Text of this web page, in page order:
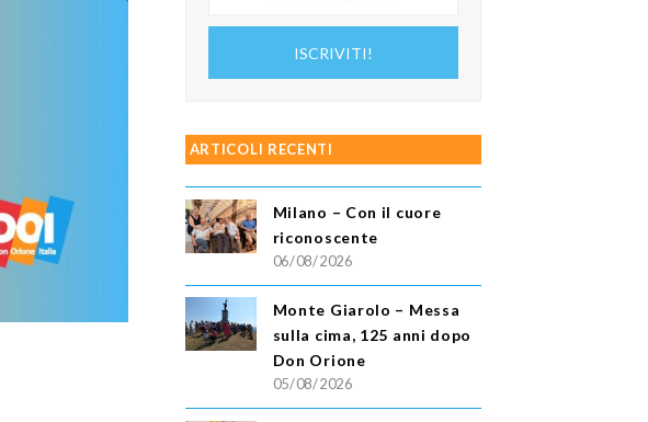
ISCRIVITI!
ARTICOLI RECENTI
Milano – Con il cuore
riconoscente
06/08/2026
Monte Giarolo – Messa
sulla cima, 125 anni dopo
Don Orione
05/08/2026